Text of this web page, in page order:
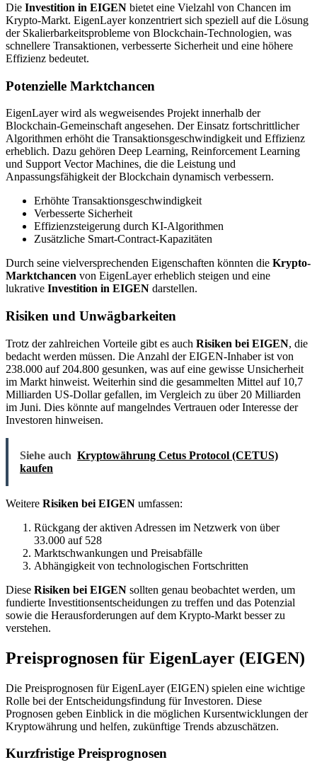
Die Investition in EIGEN bietet eine Vielzahl von Chancen im
Krypto-Markt. EigenLayer konzentriert sich speziell auf die Lösung
der Skalierbarkeitsprobleme von Blockchain-Technologien, was
schnellere Transaktionen, verbesserte Sicherheit und eine höhere
Effizienz bedeutet.
Potenzielle Marktchancen
EigenLayer wird als wegweisendes Projekt innerhalb der
Blockchain-Gemeinschaft angesehen. Der Einsatz fortschrittlicher
Algorithmen erhöht die Transaktionsgeschwindigkeit und Effizienz
erheblich. Dazu gehören Deep Learning, Reinforcement Learning
und Support Vector Machines, die die Leistung und
Anpassungsfähigkeit der Blockchain dynamisch verbessern.
Erhöhte Transaktionsgeschwindigkeit
Verbesserte Sicherheit
Effizienzsteigerung durch KI-Algorithmen
Zusätzliche Smart-Contract-Kapazitäten
Durch seine vielversprechenden Eigenschaften könnten die Krypto-
Marktchancen von EigenLayer erheblich steigen und eine
lukrative Investition in EIGEN darstellen.
Risiken und Unwägbarkeiten
Trotz der zahlreichen Vorteile gibt es auch Risiken bei EIGEN, die
bedacht werden müssen. Die Anzahl der EIGEN-Inhaber ist von
238.000 auf 204.800 gesunken, was auf eine gewisse Unsicherheit
im Markt hinweist. Weiterhin sind die gesammelten Mittel auf 10,7
Milliarden US-Dollar gefallen, im Vergleich zu über 20 Milliarden
im Juni. Dies könnte auf mangelndes Vertrauen oder Interesse der
Investoren hinweisen.
Siehe auch Kryptowährung Cetus Protocol (CETUS)
kaufen
Weitere Risiken bei EIGEN umfassen:
Rückgang der aktiven Adressen im Netzwerk von über
33.000 auf 528
Marktschwankungen und Preisabfälle
Abhängigkeit von technologischen Fortschritten
Diese Risiken bei EIGEN sollten genau beobachtet werden, um
fundierte Investitionsentscheidungen zu treffen und das Potenzial
sowie die Herausforderungen auf dem Krypto-Markt besser zu
verstehen.
Preisprognosen für EigenLayer (EIGEN)
Die Preisprognosen für EigenLayer (EIGEN) spielen eine wichtige
Rolle bei der Entscheidungsfindung für Investoren. Diese
Prognosen geben Einblick in die möglichen Kursentwicklungen der
Kryptowährung und helfen, zukünftige Trends abzuschätzen.
Kurzfristige Preisprognosen